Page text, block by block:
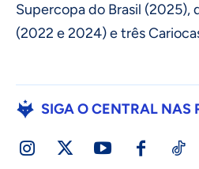
Supercopa do Brasil (2025),
(2022 e 2024) e três
SIGA O CENTRAL NAS